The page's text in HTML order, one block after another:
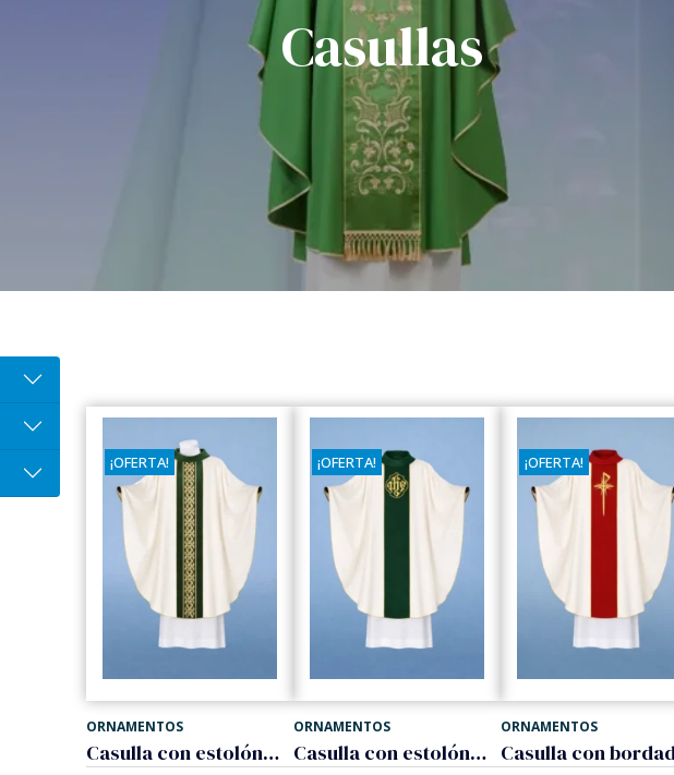
Casullas
¡OFERTA!
ORNAMENTOS
Casulla con estolón bordado
¡OFERTA!
ORNAMENTOS
Casulla con estolón bordado
¡OFERTA!
ORNAMENTOS